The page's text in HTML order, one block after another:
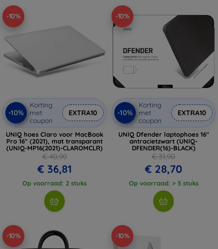
-10%
-10%
Korting
met
coupon
EXTRA10
UNIQ hoes Claro voor MacBook
Pro 16" (2021), mat transparant
(UNIQ-MP16(2021)-CLAROMCLR)
€ 40,90
€ 36,81
Op voorraad: 2 stuks
-10%
-10%
Korting
met
coupon
EXTRA10
UNIQ Dfender laptophoes 16"
antracietzwart (UNIQ-
DFENDER(16)-BLACK)
€ 31,90
€ 28,70
Op voorraad: > 5 stuks
-10% -10%